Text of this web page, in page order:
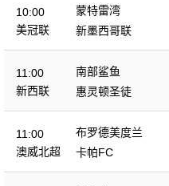
10:00
美冠联
蒙特雷湾
新墨西哥联
11:00
新西联
南部鲨鱼
惠灵顿圣徒
11:00
澳威北超
布罗德美度兰
卡帕FC